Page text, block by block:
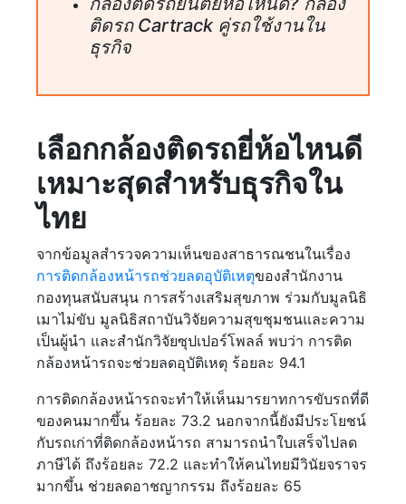
ติดรถ Cartrack คู่รถใช้งานใน
ธุรกิจ
เลือกกล้องติดรถยี่ห้อไหนดี
เหมาะสุดสำหรับธุรกิจใน
ไทย
จากข้อมูลสำรวจความเห็นของสาธารณชนในเรื่อง
การติดกล้องหน้ารถช่วยลดอุบัติเหตุของสำนักงาน
กองทุนสนับสนุน การสร้างเสริมสุขภาพ ร่วมกับมูลนิธิ
เมาไม่ขับ มูลนิธิสถาบันวิจัยความสุขชุมชนและความ
เป็นผู้นำ และสำนักวิจัยซุปเปอร์โพลล์ พบว่า การติด
กล้องหน้ารถจะช่วยลดอุบัติเหตุ ร้อยละ 94.1
การติดกล้องหน้ารถจะทำให้เห็นมารยาทการขับรถที่ดี
ของคนมากขึ้น ร้อยละ 73.2 นอกจากนี้ยังมีประโยชน์
กับรถเก่าที่ติดกล้องหน้ารถ สามารถนำใบเสร็จไปลด
ภาษีได้ ถึงร้อยละ 72.2 และทำให้คนไทยมีวินัยจราจร
มากขึ้น ช่วยลดอาชญากรรม ถึงร้อยละ 65